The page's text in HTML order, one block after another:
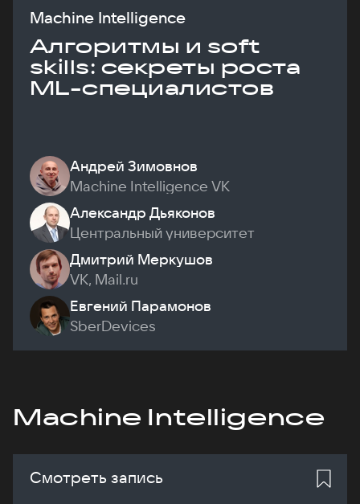
Machine Intelligence
Алгоритмы и soft
skills: секреты роста
ML-специалистов
Андрей Зимовнов
Machine Intelligence VK
Александр Дьяконов
Центральный университет
Дмитрий Меркушов
VK, Mail.ru
Евгений Парамонов
SberDevices
Machine Intelligence
Смотреть запись